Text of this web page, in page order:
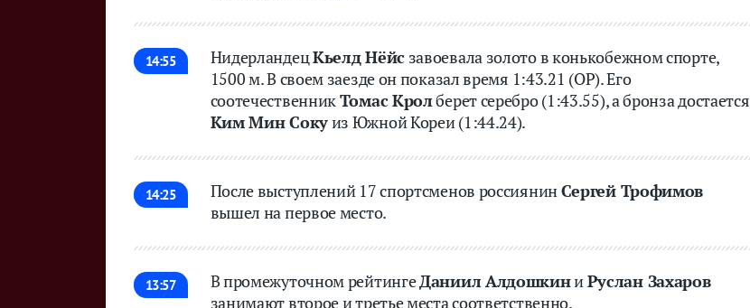
14:55 НидерландецКьелд Нёйс завоевала золото в конькобежном спорте,
1500 м. В своем заезде он показал время 1:43.21 (ОР). Его
соотечественникТомас Кролберет серебро (1:43.55), а бронза достается
Ким Мин Сокуиз Южной Кореи (1:44.24).
14:25 После выступлений 17 спортсменов россиянинСергей Трофимов
вышел на первое место.
13:57 В промежуточном рейтингеДаниил АлдошкиниРуслан Захаров
занимают второе и третье места соответственно.